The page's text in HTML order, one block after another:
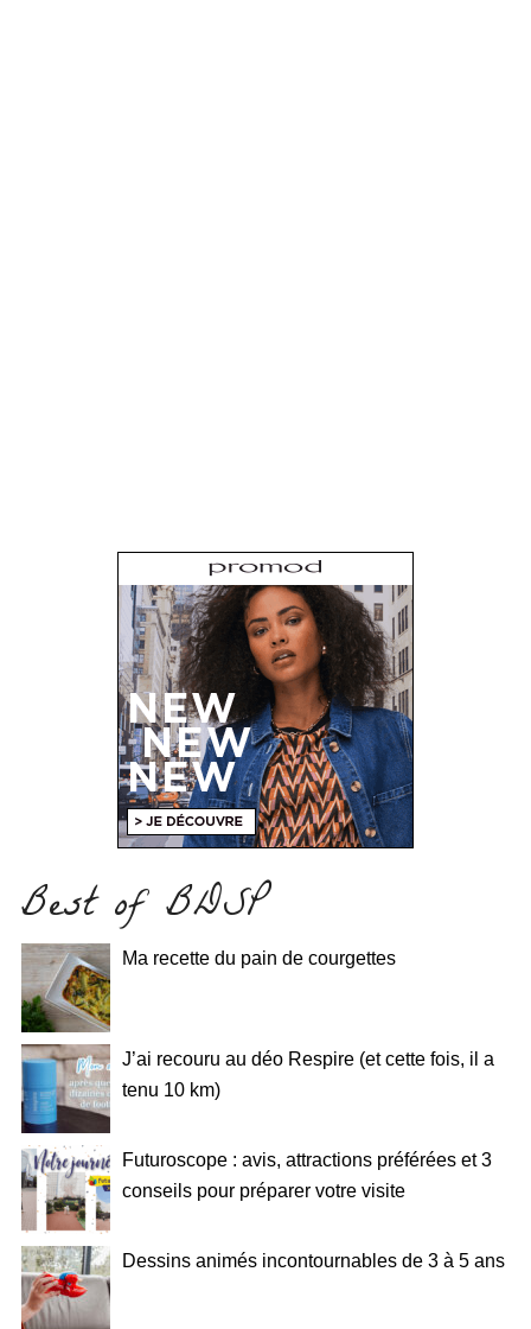
Best of BDSP
Ma recette du pain de courgettes
J’ai recouru au déo Respire (et cette fois, il a
tenu 10 km)
Futuroscope : avis, attractions préférées et 3
conseils pour préparer votre visite
Dessins animés incontournables de 3 à 5 ans